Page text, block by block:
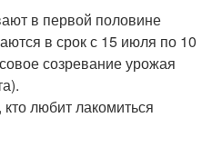
в первой половине
в срок с 15 июля по 10
созревание урожая
любит лакомиться